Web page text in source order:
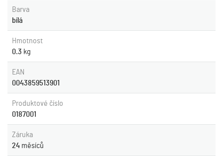
Barva
bílá
Hmotnost
0.3 kg
EAN
0043859513901
Produktové číslo
0187001
Záruka
24 měsíců